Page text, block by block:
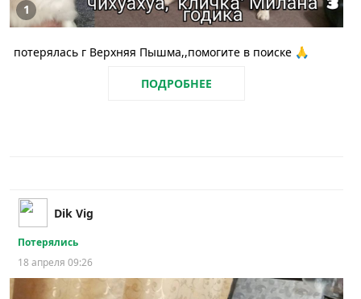
1
потерялась г Верхняя Пышма,,помогите в поиске 🙏
ПОДРОБНЕЕ
Dik Vig
Потерялись
18 апреля 09:26